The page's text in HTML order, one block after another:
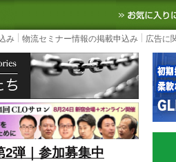
ュースサイト
3PL, SCMなど国内外の最新
み 物流セミナー情報の掲載申込み 広告に
弾｜参加募集中